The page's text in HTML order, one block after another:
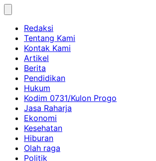
Skip
contentRedaksi
Tentang Kami
Kontak Kami
Artikel
Berita
Pendidikan
Hukum
Kodim 0731/Kulon Progo
Jasa Raharja
Ekonomi
Kesehatan
Hiburan
Olah raga
Politik